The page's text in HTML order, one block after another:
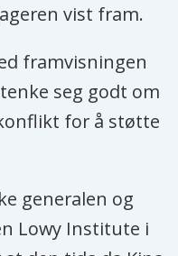
vist fram.
framvisningen
seg godt om
for å støtte
generalen og
Lowy Institute i